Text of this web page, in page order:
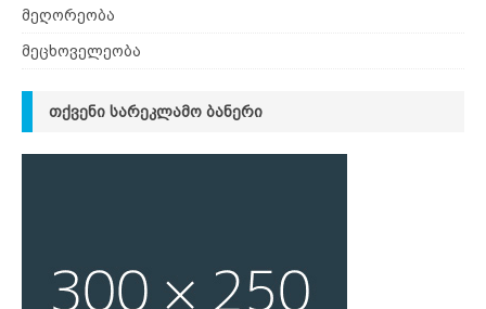
მეღორეობა
მეცხოველეობა
ᲗᲥᲕᲔᲜᲘ ᲡᲐᲠᲔᲙᲚᲐᲛᲝ ᲑᲐᲜᲔᲠᲘ